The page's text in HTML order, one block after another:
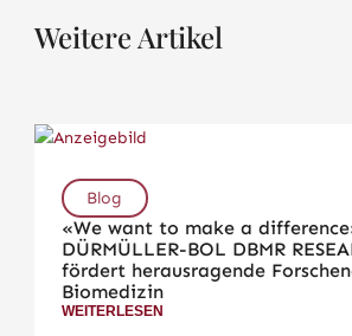
Weitere Artikel
Blog
«We want to make a
DÜRMÜLLER-BOL DBMR
fördert herausragende
Biomedizin
WEITERLESEN